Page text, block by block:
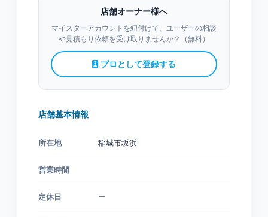
店舗オーナー様へ
マイスターアカウントを紐付けて、ユーザーの相談
や見積もり依頼を受け取りませんか？（無料）
プロとして登録する
店舗基本情報
所在地 稲城市坂浜
営業時間
定休日 ー